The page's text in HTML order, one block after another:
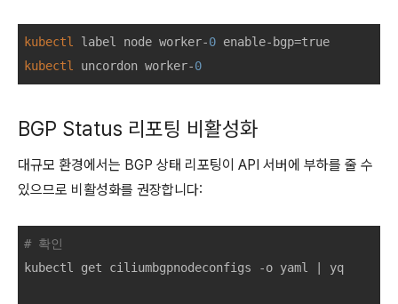
kubectl label node worker-0
kubectl
uncordon worker-0
BGP Status 리포팅 비활성화
대규모 환경에서는 BGP 상태 리포팅이 API 서버에 부하를 줄 수
있으므로 비활성화를 권장합니다:
# 확인
kubectl get ciliumbgpnodeconfigs -o yaml | yq